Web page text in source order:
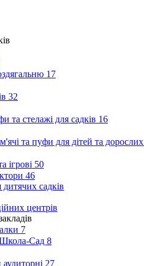
17
32
та стелажі для садків 16
та пуфи для дітей та
ігрові 50
46
садків
центрів
7
Школа-Сад 8
27